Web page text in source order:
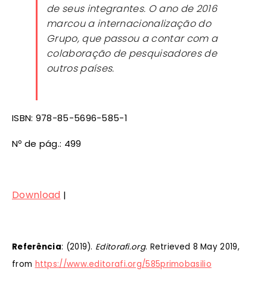
de seus integrantes. O ano de 2016
marcou a internacionalização do
Grupo, que passou a contar com a
colaboração de pesquisadores de
outros países.
ISBN: 978-85-5696-585-1
Nº de pág.: 499
Download |
Referência: (2019). Editorafi.org. Retrieved 8 May 2019,
from https://www.editorafi.org/585primobasilio